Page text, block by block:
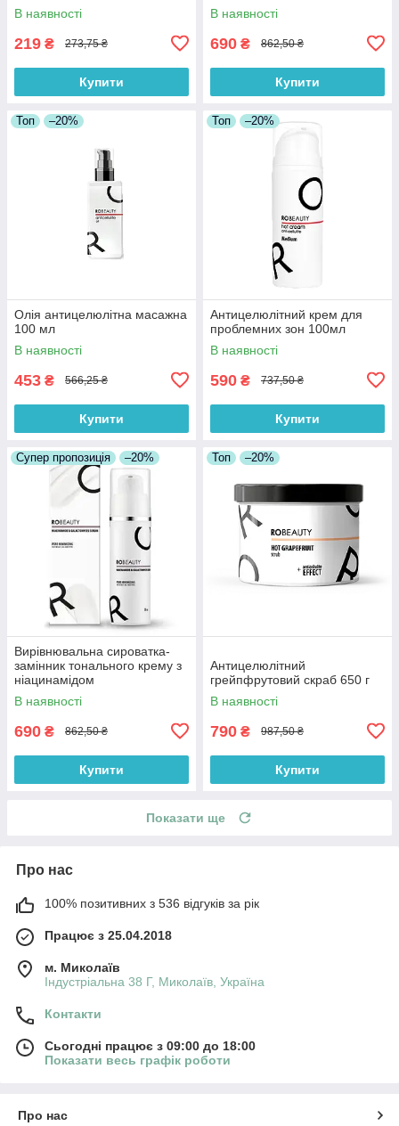
В наявності
219 ₴ 273,75 ₴
Купити
В наявності
690 ₴ 862,50 ₴
Купити
Топ –20%
Олія антицелюлітна масажна
100 мл
В наявності
453 ₴ 566,25 ₴
Купити
Топ –20%
Антицелюлітний крем для
проблемних зон 100мл
В наявності
590 ₴ 737,50 ₴
Купити
Супер пропозиція –20%
Вирівнювальна сироватка-
замінник тонального крему з
ніацинамідом
В наявності
690 ₴ 862,50 ₴
Купити
Топ –20%
Антицелюлітний
грейпфрутовий скраб 650 г
В наявності
790 ₴ 987,50 ₴
Купити
Показати ще
Про нас
100% позитивних з 536 відгуків за рік
Працює з 25.04.2018
м. Миколаїв
Індустріальна 38 Г, Миколаїв, Україна
Контакти
Сьогодні працює з 09:00 до 18:00
Показати весь графік роботи
Про нас